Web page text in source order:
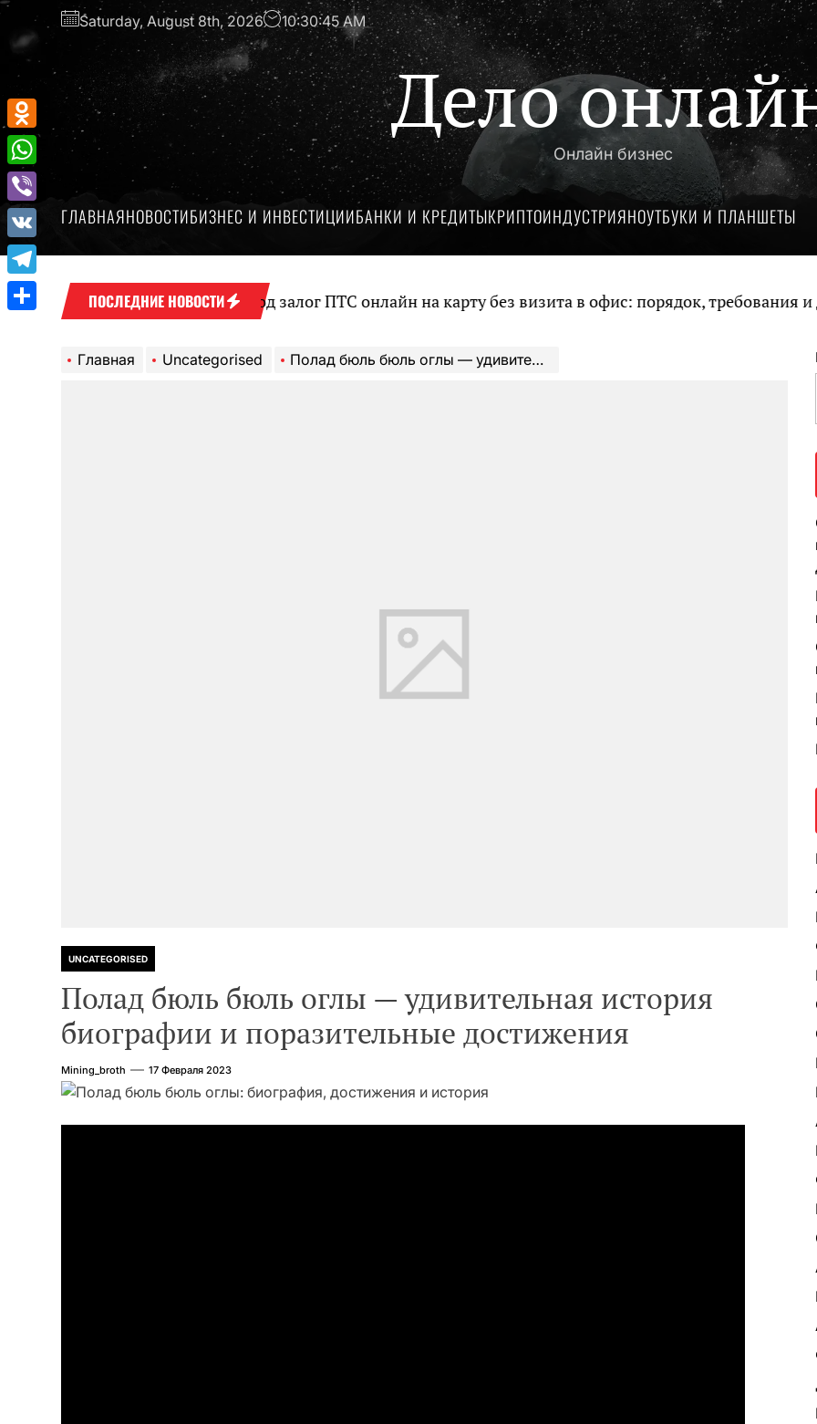
Перейти
содержимому
Saturday, August 8th, 2026 10:30:46 AM
Дело
Онлайн бизнес
ГЛАВНАЯНОВОСТИБИЗНЕС И ИНВЕСТИЦИИБАНКИ И КРЕДИТЫКРИПТОИНДУСТРИЯНОУТБУКИ И ПЛАНШЕТЫ
ПОСЛЕДНИЕ НОВОСТИ
Оформление займа под залог ПТС онлайн на карту без визита в офис: порядок, требования и
Главная Uncategorised Полад бюль бюль оглы — удивительная история биографии и поразительные достижения
UNCATEGORISED
Полад бюль бюль оглы — удивительная история
биографии и поразительные достижения
Mining_broth 17 Февраля 2023
Odnoklassniki
WhatsApp
Viber
VK
Telegram
Отправить